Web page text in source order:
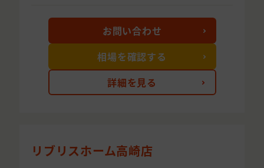
詳細を見る
お問い合わせ
相場を確認する
リブリスホーム高崎店